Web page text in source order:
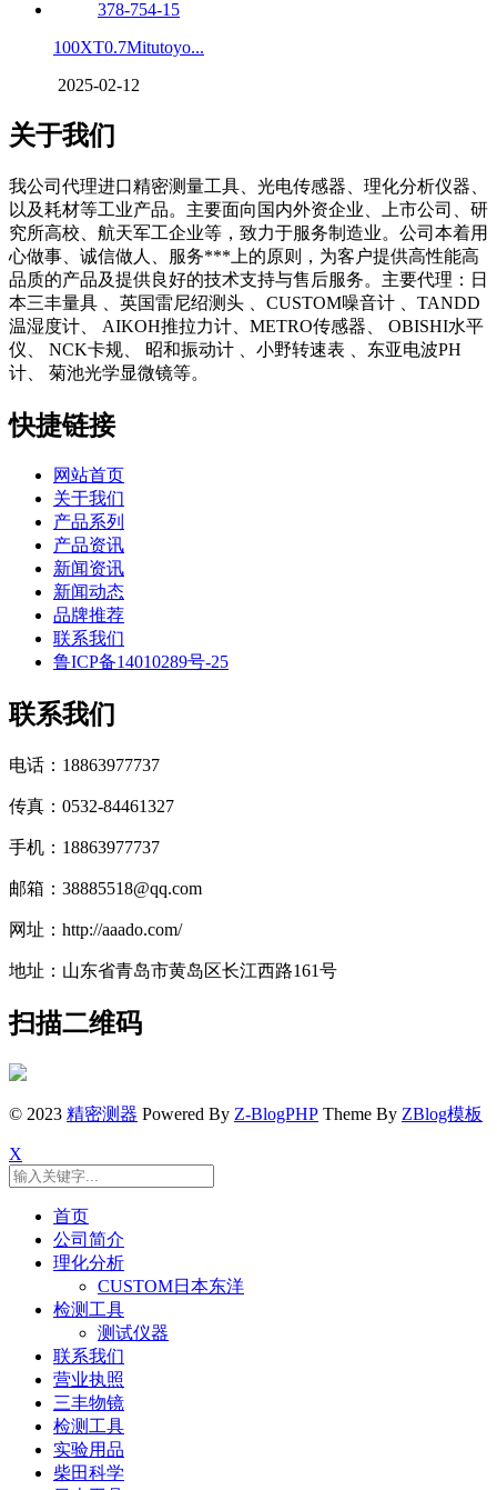
100XT0.7Mitutoyo...
2025-02-12
关于我们
我公司代理进口精密测量工具、光电传感器、理化分析仪器、
以及耗材等工业产品。主要面向国内外资企业、上市公司、研
究所高校、航天军工企业等，致力于服务制造业。公司本着用
心做事、诚信做人、服务***上的原则，为客户提供高性能高
品质的产品及提供良好的技术支持与售后服务。主要代理：日
本三丰量具 、英国雷尼绍测头 、CUSTOM噪音计 、TANDD
温湿度计、 AIKOH推拉力计、METRO传感器、 OBISHI水平
仪、 NCK卡规、 昭和振动计 、小野转速表 、东亚电波PH
计、 菊池光学显微镜等。
快捷链接
网站首页
关于我们
产品系列
产品资讯
新闻资讯
新闻动态
品牌推荐
联系我们
鲁ICP备14010289号-25
联系我们
电话：18863977737
传真：0532-84461327
手机：18863977737
邮箱：38885518@qq.com
网址：http://aaado.com/
地址：山东省青岛市黄岛区长江西路161号
扫描二维码
© 2023 精密测器 Powered By Z-BlogPHP Theme By ZBlog模板
X
首页
公司简介
理化分析
CUSTOM日本东洋
检测工具
测试仪器
联系我们
营业执照
三丰物镜
检测工具
实验用品
柴田科学